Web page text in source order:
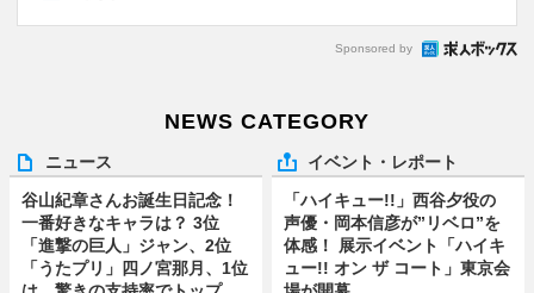
Sponsored by
NEWS CATEGORY
ニュース
谷山紀章さんお誕生日記念！
一番好きなキャラは？ 3位
「進撃の巨人」ジャン、2位
「うたプリ」四ノ宮那月、1位
イベント・レポート
「ハイキュー!!」西谷夕役の
声優・岡本信彦が”リベロ”を
体感！ 展示イベント「ハイキ
ュー!! オン ザ コート」東京会